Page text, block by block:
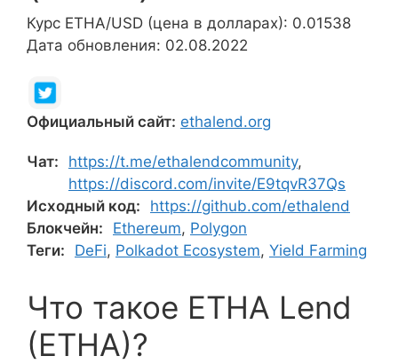
Курс ETHA/USD (цена в долларах): 0.01538
Дата обновления: 02.08.2022
Официальный сайт: ethalend.org
Чат: https://t.me/ethalendcommunity,
https://discord.com/invite/E9tqvR37Qs
Исходный код:
https://github.com/ethalend
Блокчейн:
Ethereum, Polygon
Теги:
DeFi, Polkadot Ecosystem, Yield Farming
Что такое ETHA Lend
(ETHA)?